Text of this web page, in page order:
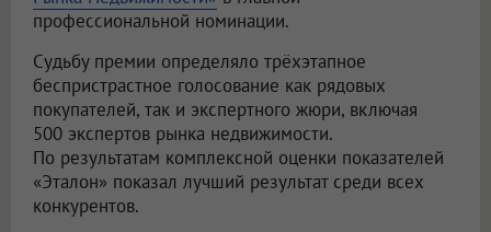
профессиональной номинации.
Судьбу премии определяло трёхэтапное
беспристрастное голосование как рядовых
покупателей, так и экспертного жюри, включая
500 экспертов рынка недвижимости.
По результатам комплексной оценки показателей
«Эталон» показал лучший результат среди всех
конкурентов.